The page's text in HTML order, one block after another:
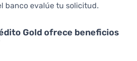
banco evalúe tu solicitud.
Gold ofrece beneficios